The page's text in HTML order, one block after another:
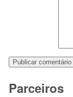
Parceiros